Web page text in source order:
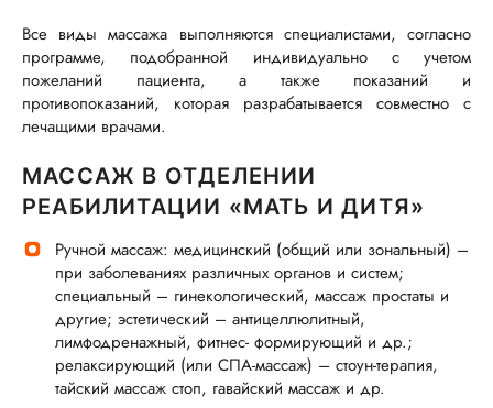
Все виды массажа выполняются специалистами, согласно
программе, подобранной индивидуально с учетом
пожеланий пациента, а также показаний и
противопоказаний, которая разрабатывается совместно с
лечащими врачами.
МАССАЖ В ОТДЕЛЕНИИ
РЕАБИЛИТАЦИИ «МАТЬ И ДИТЯ»
Ручной массаж: медицинский (общий или зональный) –
при заболеваниях различных органов и систем;
специальный – гинекологический, массаж простаты и
другие; эстетический – антицеллюлитный,
лимфодренажный, фитнес- формирующий и др.;
релаксирующий (или СПА-массаж) – стоун-терапия,
тайский массаж стоп, гавайский массаж и др.